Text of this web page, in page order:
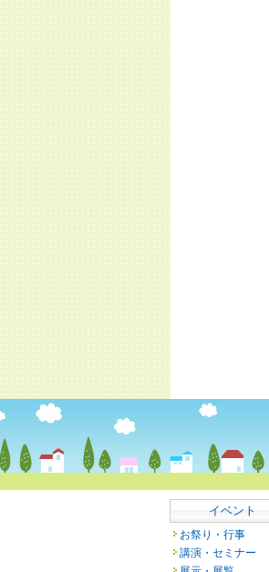
イベント
お祭り・行事
講演・セミナー